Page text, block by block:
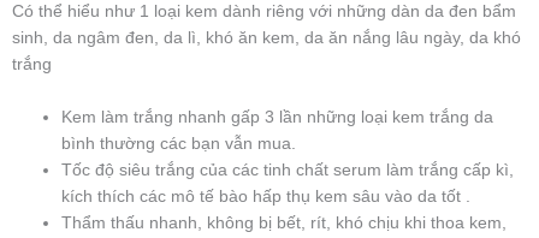
Có thể hiểu như 1 loại kem dành riêng với những dàn da đen bẩm
sinh, da ngâm đen, da lì, khó ăn kem, da ăn nắng lâu ngày, da khó
trắng
Kem làm trắng nhanh gấp 3 lần những loại kem trắng da
bình thường các bạn vẫn mua.
Tốc độ siêu trắng của các tinh chất serum làm trắng cấp kì,
kích thích các mô tế bào hấp thụ kem sâu vào da tốt .
Thẩm thấu nhanh, không bị bết, rít, khó chịu khi thoa kem,